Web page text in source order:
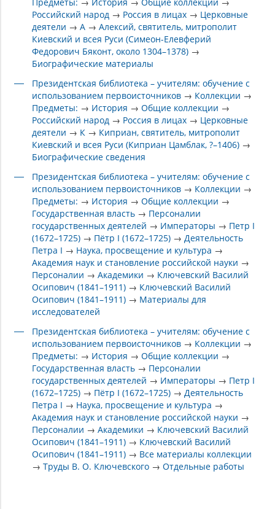
Российский народ → Россия в лицах → Церковные
деятели →А →Алексий, святитель, митрополит
Киевский и всея Руси (Симеон-Елевферий
Федорович Бяконт, около 1304–1378) →
Биографические материалы
Президентская библиотека – учителям: обучение с
использованием первоисточников → Коллекции →
Предметы: → История →Общие коллекции →
Российский народ → Россия в лицах → Церковные
деятели → К → Киприан, святитель, митрополит
Киевский и всея Руси (Киприан Цамблак, ?–1406) →
Биографические сведения
Президентская библиотека – учителям: обучение с
использованием первоисточников → Коллекции →
Предметы: → История →Общие коллекции →
Государственная власть → Персоналии
государственных деятелей → Императоры → Петр I
(1672–1725) → Пётр I (1672–1725) →Деятельность
Петра I → Наука, просвещение и культура →
Академия наук и становление российской науки →
Персоналии →Академики → Ключевский Василий
Осипович (1841–1911) → Ключевский Василий
Осипович (1841–1911) → Материалы для
исследователей
Президентская библиотека – учителям: обучение с
использованием первоисточников → Коллекции →
Предметы: → История →Общие коллекции →
Государственная власть → Персоналии
государственных деятелей → Императоры → Петр I
(1672–1725) → Пётр I (1672–1725) →Деятельность
Петра I → Наука, просвещение и культура →
Академия наук и становление российской науки →
Персоналии →Академики → Ключевский Василий
Осипович (1841–1911) → Ключевский Василий
Осипович (1841–1911) → Все материалы коллекции
→Труды В. О. Ключевского →Отдельные работы